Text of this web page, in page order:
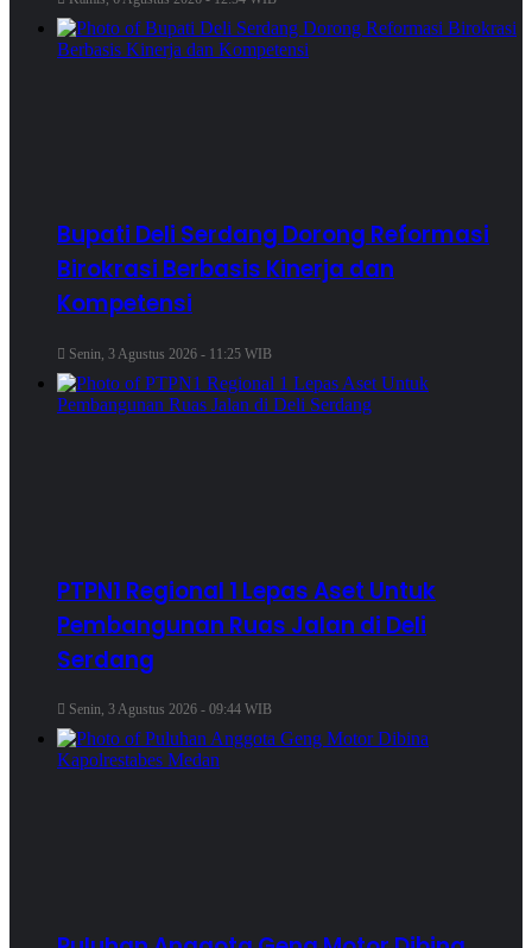
Bupati Deli Serdang Dorong Reformasi
Birokrasi Berbasis Kinerja dan
Kompetensi
Senin, 3 Agustus 2026 - 11:25 WIB
PTPN1 Regional 1 Lepas Aset Untuk
Pembangunan Ruas Jalan di Deli
Serdang
Senin, 3 Agustus 2026 - 09:44 WIB